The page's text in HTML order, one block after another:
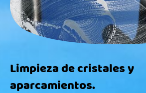
Limpieza de cristales y
aparcamientos.